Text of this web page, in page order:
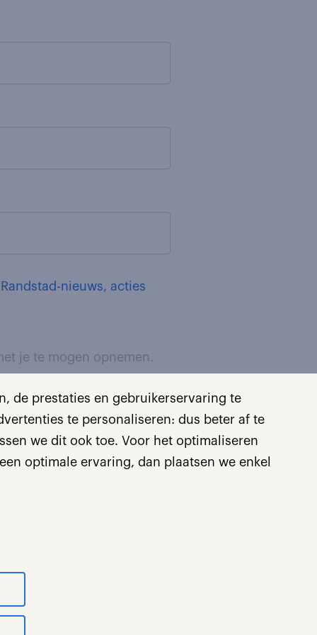
de prestaties en gebruikerservaring te
te personaliseren: dus beter af te
we dit ook toe. Voor het optimaliseren
optimale ervaring, dan plaatsen we enkel
je te mogen opnemen.
de ingevulde
door Randstad en jouw